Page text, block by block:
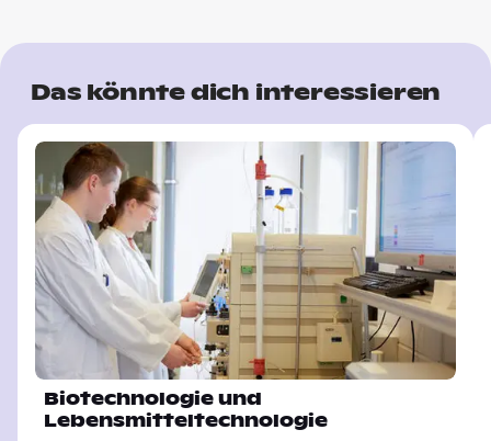
Das könnte dich interessieren
Biotechnologie und
Lebensmitteltechnologie